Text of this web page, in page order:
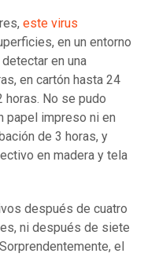
este virus
en un entorno
en una
en cartón hasta 24
horas. No se pudo
papel impreso ni en
de 3 horas, y
en madera y tela
después de cuatro
ni después de siete
el